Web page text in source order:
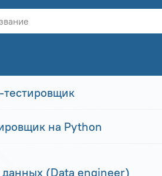
на Python
(Data engineer)